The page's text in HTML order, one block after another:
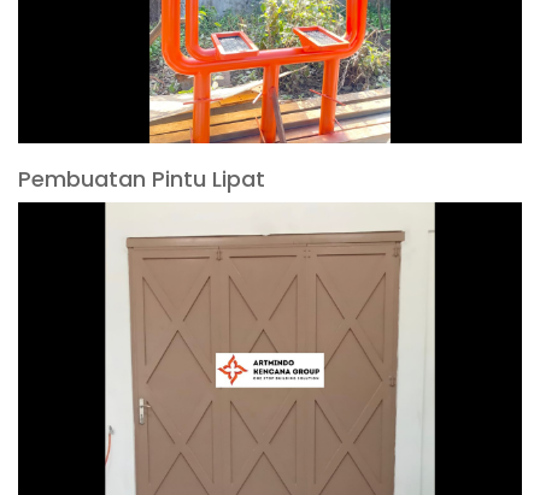
Pembuatan Pintu Lipat